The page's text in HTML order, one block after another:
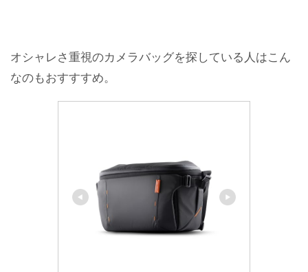
オシャレさ重視のカメラバッグを探している人はこん
なのもおすすすめ。